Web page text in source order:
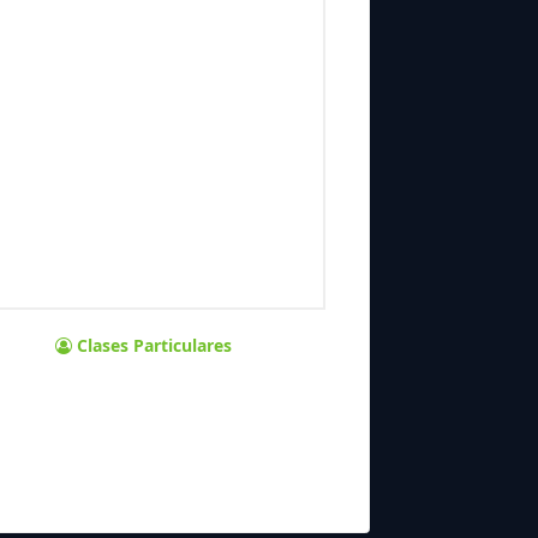
Clases Particulares